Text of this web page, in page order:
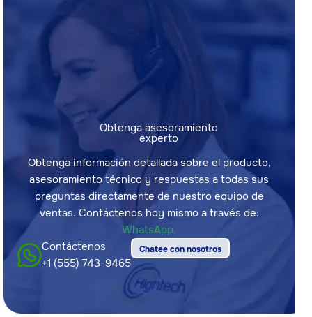
Obtenga asesoramiento
experto
Obtenga información detallada sobre el producto,
asesoramiento técnico y respuestas a todas sus
preguntas directamente de nuestro equipo de
ventas. Contáctenos hoy mismo a través de:
WhatsApp.
Contáctenos
+1 (555) 743-9465
Chatee con nosotros